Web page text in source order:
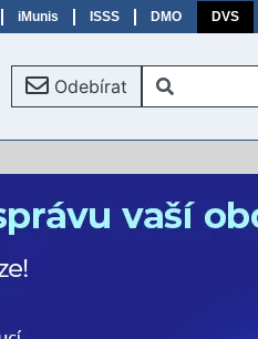
iMunis ISSS DMO DVS
Odebírat